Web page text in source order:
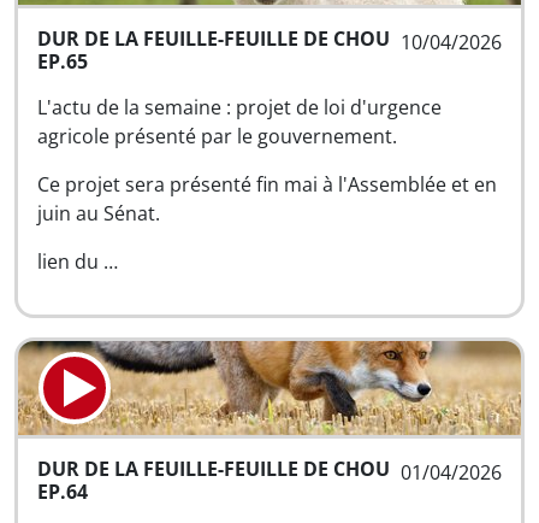
10/04/2026
DUR DE LA FEUILLE-FEUILLE DE CHOU
EP.65
L'actu de la semaine : projet de loi d'urgence
agricole présenté par le gouvernement.
Ce projet sera présenté fin mai à l'Assemblée et en
juin au Sénat.
lien du …
01/04/2026
DUR DE LA FEUILLE-FEUILLE DE CHOU
EP.64